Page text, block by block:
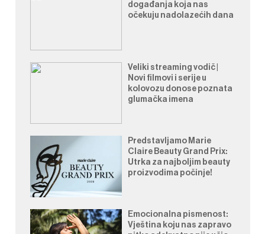
događanja koja nas
očekuju nadolazećih dana
Veliki streaming vodič |
Novi filmovi i serije u
kolovozu donose poznata
glumačka imena
Predstavljamo Marie
Claire Beauty Grand Prix:
Utrka za najboljim beauty
proizvodima počinje!
Emocionalna pismenost:
Vještina koju nas zapravo